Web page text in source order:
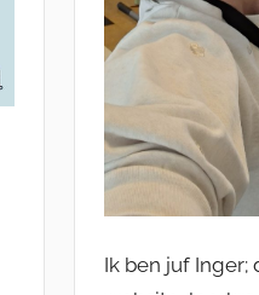
Ik ben juf Inger;